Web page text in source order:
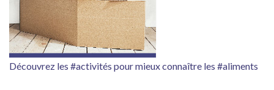
Découvrez les #activités pour mieux connaître les #aliments